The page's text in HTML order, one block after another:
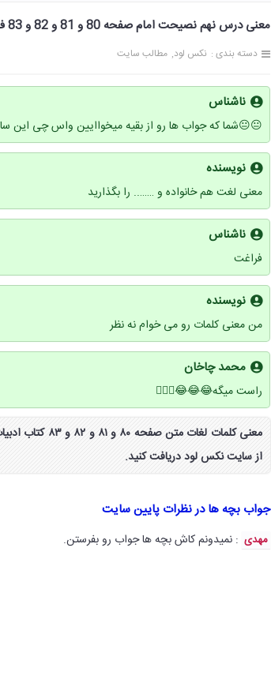
معنی درس نهم نصیحت امام صفحه 80 و 81 و 82 و 83 فارسی هفتم
دسته بندی : نکس لود مطالب سایت
ناشناس
😐😐شما که جواب ها رو از بقیه میخواایین واس چی این
نویسنده
معنی لغت هم خانواده و …….. را بگذارید
ناشناس
فراغت
نویسنده
من معنی کلمات رو می خوام نه نظر
محمد چاخان
راست میگه😂😂😂⁦🤦🏼‍♀️⁩
معنی کلمات
از سایت نکس لود دریافت کنید.
جواب بچه ها در نظرات پایین سایت
مهدی : نمیدونم کاش بچه ها جواب رو بفرستن.